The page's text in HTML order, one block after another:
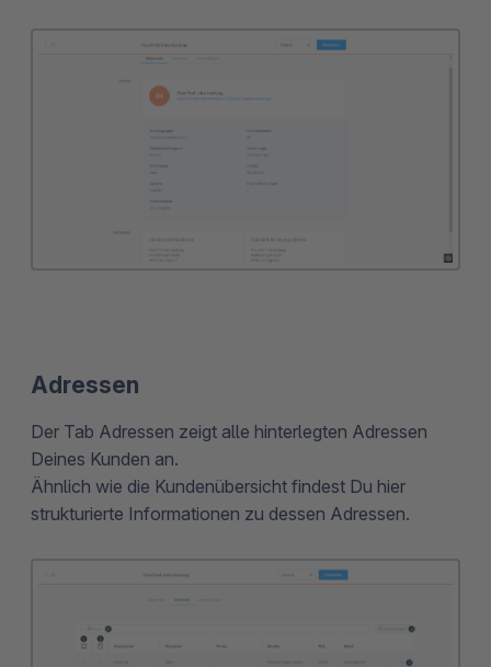
Adressen
Der Tab Adressen zeigt alle hinterlegten Adressen
Deines Kunden an.
Ähnlich wie die Kundenübersicht findest Du hier
strukturierte Informationen zu dessen Adressen.